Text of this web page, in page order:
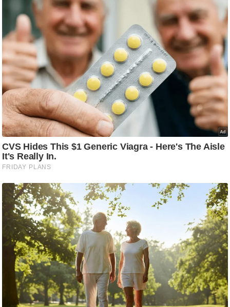
e
a
k
i
n
g
N
e
w
s
ला
इ
स्टा
इ
ल
टे
क्नॉ
लॉ
जी
ब्यू
टी